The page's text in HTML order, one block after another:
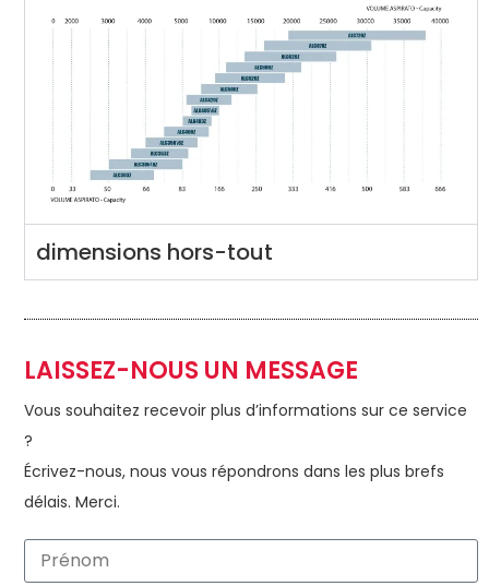
dimensions hors-tout
LAISSEZ-NOUS UN MESSAGE
Vous souhaitez recevoir plus d’informations sur ce service
?
Écrivez-nous, nous vous répondrons dans les plus brefs
délais. Merci.